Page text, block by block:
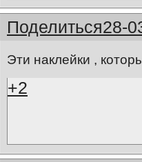
Поделиться28-
Эти наклейки ,
+2